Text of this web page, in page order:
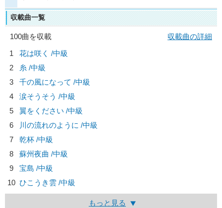
収載曲一覧
100曲を収載
収載曲の詳細
1
花は咲く /中級
2
糸 /中級
3
千の風になって /中級
4
涙そうそう /中級
5
翼をください /中級
6
川の流れのように /中級
7
乾杯 /中級
8
蘇州夜曲 /中級
9
宝島 /中級
10 ひこうき雲 /中級
もっと見る